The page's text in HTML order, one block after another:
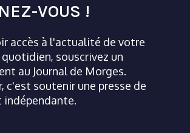
VOUS !
accès à l'actualité de votre
souscrivez un
au Journal de Morges.
c'est soutenir une presse de